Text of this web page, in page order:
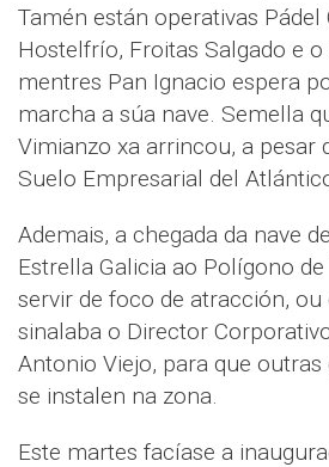
Tamén están operativas Pádel
Hostelfrío, Froitas Salgado e
mentres Pan Ignacio espera
marcha a súa nave. Semella
Vimianzo xa arrincou, a pesar
Suelo Empresarial del
Ademais, a chegada da nave
Estrella Galicia ao Polígono
servir de foco de atracción, ou
sinalaba o Director
Antonio Viejo, para que
se instalen na zona.
Este martes facíase a